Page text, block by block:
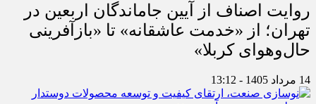
روایت اصناف از آیین جاماندگان اربعین در
تهران؛ از «خدمت عاشقانه» تا «بازآفرینی
حال‌وهوای کربلا»
14 مرداد 1405 - 13:12